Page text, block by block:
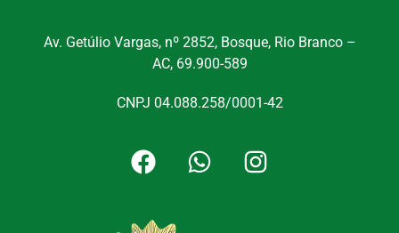
Av. Getúlio Vargas, nº 2852, Bosque, Rio Branco –
AC, 69.900-589
CNPJ 04.088.258/0001-42